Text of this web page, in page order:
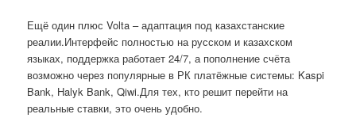
Ещё один плюс Volta – адаптация под казахстанские
реалии.Интерфейс полностью на русском и казахском
языках, поддержка работает 24/7, а пополнение счёта
возможно через популярные в РК платёжные системы: Kaspi
Bank, Halyk Bank, Qiwi.Для тех, кто решит перейти на
реальные ставки, это очень удобно.